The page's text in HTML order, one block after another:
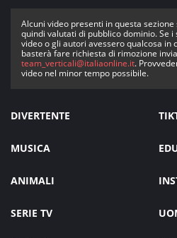
Alcuni video presenti in questa
quindi valutati di pubblico dominio. Se
video o gli autori avessero qualcosa in
basterà fare richiesta di rimozione
team_verticali@italiaonline.it.
video nel minor tempo possibile.
DIVERTENTE
MUSICA
ANIMALI
SERIE TV